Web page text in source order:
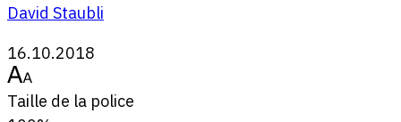
David Staubli
16.10.2018
Taille de la police